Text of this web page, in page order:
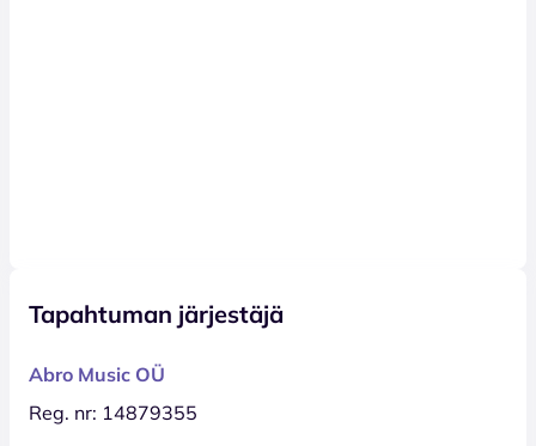
Tapahtuman järjestäjä
Abro Music OÜ
Reg. nr: 14879355